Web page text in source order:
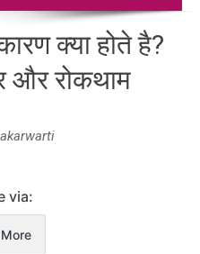
क्या होते है?
और रोकथाम
via:
More